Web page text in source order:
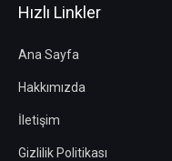
Hızlı Linkler
Ana Sayfa
Hakkımızda
İletişim
Gizlilik Politikası